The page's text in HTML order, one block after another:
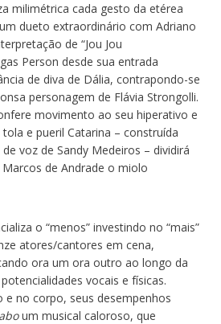
milimétrica cada gesto da etérea
dueto extraordinário com Adriano
de “Jou Jou
Person desde sua entrada
de diva de Dália, contrapondo-se
personagem de Flávia Strongolli.
movimento ao seu hiperativo e
e pueril Catarina – construída
voz de Sandy Medeiros – dividirá
de Andrade o miolo
o “menos” investindo no “mais”
atores/cantores em cena,
ora um ora outro ao longo da
vocais e físicas.
e no corpo, seus desempenhos
um musical caloroso, que